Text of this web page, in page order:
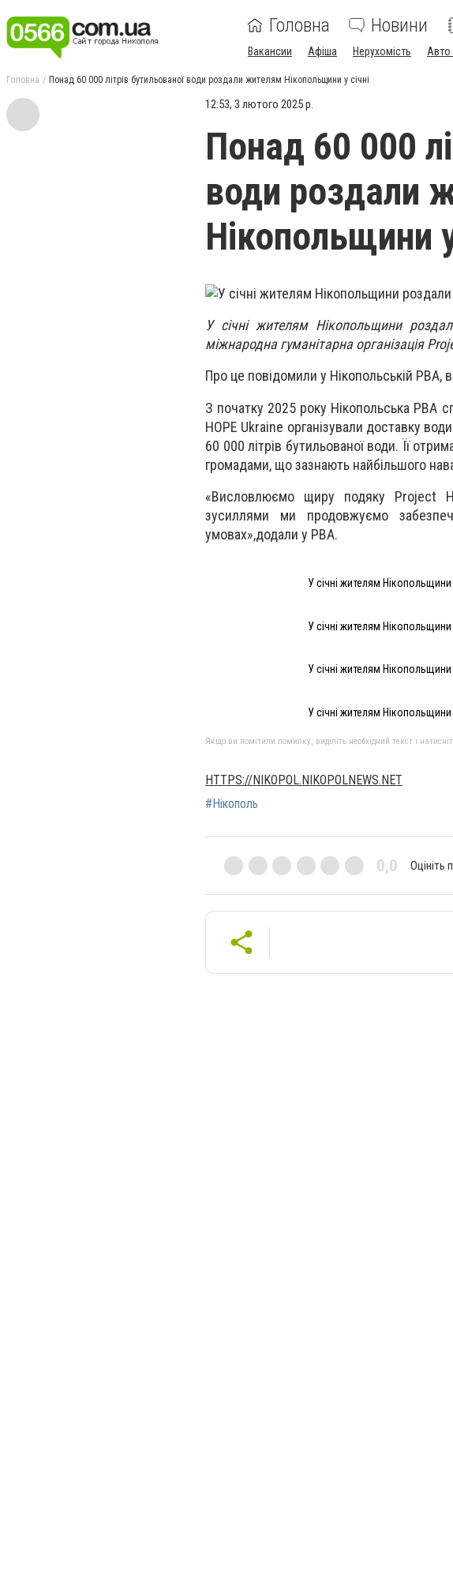
Головна Новини
Вакансии Афіша Нерухомість
Головна Понад 60 000 літрів бутильованої води роздали жителям Нікопольщини у січні
12:53, 3 лютого 2025 р.
Понад 60 000
води роздали
Нікопольщини у
У січні жителям Нікопольщини
міжнародна гуманітарна організація
Про це повідомили у Нікопольській РВА,
З початку 2025 року Нікопольська РВА
HOPE Ukraine організували доставку
60 000 літрів бутильованої води. Її
громадами, що зазнають найбільшого
«Висловлюємо щиру подяку Project
зусиллями ми продовжуємо
умовах»,додали у РВА.
У січні жителям
У січні жителям
У січні жителям
У січні жителям
Якщо ви помітили помилку, виділіть необхідний текст і
HTTPS://NIKOPOL.NIKOPOLNEWS.NET
#Нікополь
0,0 Оцініть